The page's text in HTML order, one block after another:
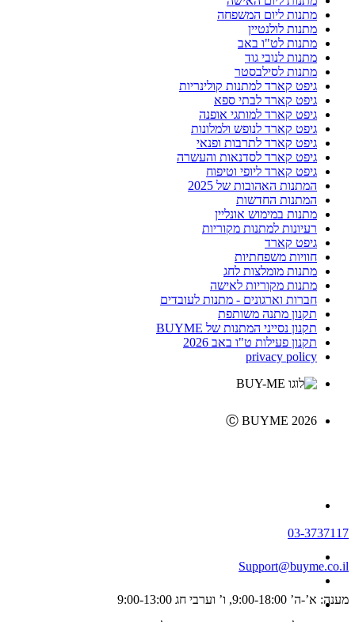
מתנות ליום המשפחה
מתנות לולנטיין
מתנות לט"ו באב
מתנות לנובי גוד
מתנות לסילבסטר
גיפט קארד למתנות קולינריות
גיפט קארד לבתי ספא
גיפט קארד למותגי אופנה
גיפט קארד לנופש ולמלונות
גיפט קארד לתרבות ופנאי
גיפט קארד לסדנאות והעשרה
גיפט קארד ליופי וטיפוח
המתנות האהובות של 2025
המתנות החדשות
מתנות במימוש אונליין
רעיונות למתנות מקוריות
גיפט קארד
חוויות משפחתיות
מתנות מומלצות לחג
מתנות מקוריות לאישה
חברות וארגונים - מתנות לעובדים
תקנון מתנה משותפת
תקנון נסייני המתנות של BUYME
תקנון פעילות ט"ו באב 2026
privacy policy
Ⓒ BUYME 2026
03-3737117
Support@buyme.co.il
מענה: א’-ה’ 9:00-18:00, ו’ וערבי חג 9:00-13:00